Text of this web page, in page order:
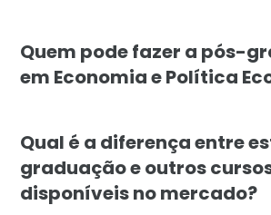
Quem pode fazer a pós-
em Economia e Política
Qual é a diferença entre
graduação e outros
disponíveis no mercado?